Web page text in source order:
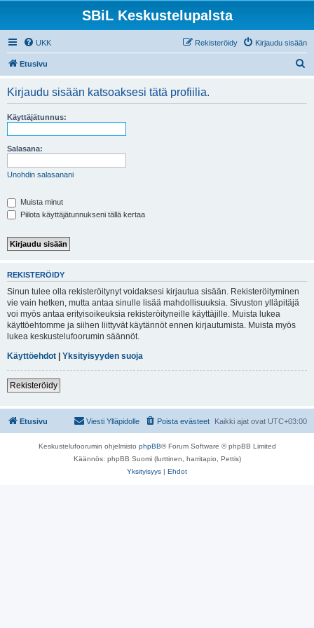
SBiL Keskustelupalsta
UKK Kirjaudu sisään
Rekisteröidy
Etusivu
Kirjaudu sisään katsoaksesi tätä profiilia.
Käyttäjätunnus:
Salasana:
Unohdin salasanani
Muista minut
Piilota käyttäjätunnukseni tällä kertaa
REKISTERÖIDY
Sinun tulee olla rekisteröitynyt voidaksesi kirjautua sisään. Rekisteröityminen
vie vain hetken, mutta antaa sinulle lisää mahdollisuuksia. Sivuston ylläpitäjä
voi myös antaa erityisoikeuksia rekisteröityneille käyttäjille. Muista lukea
käyttöehtomme ja siihen liittyvät käytännöt ennen kirjautumista. Muista myös
lukea keskustelufoorumin säännöt.
Käyttöehdot | Yksityisyyden suoja
Rekisteröidy
Etusivu Kaikki ajat ovat UTC+03:00
Poista evästeet
Viesti Ylläpidolle
Keskustelufoorumin ohjelmisto phpBB® Forum Software © phpBB Limited
Käännös: phpBB Suomi (lurttinen, harritapio, Pettis)
Yksityisyys | Ehdot